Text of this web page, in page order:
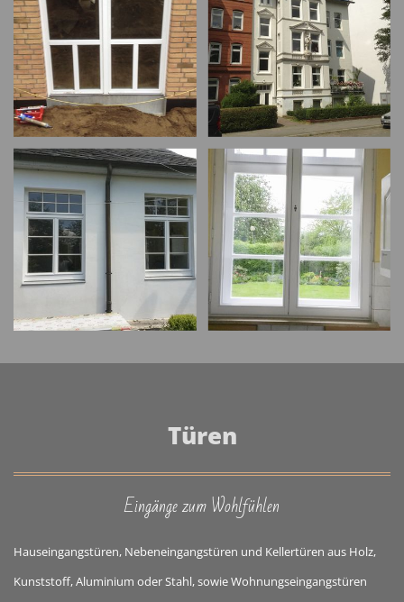
Türen
Eingänge zum Wohlfühlen
Hauseingangstüren, Nebeneingangstüren und Kellertüren aus Holz,
Kunststoff, Aluminium oder Stahl, sowie Wohnungseingangstüren